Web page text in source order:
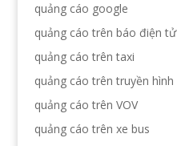
quảng cáo google
quảng cáo trên báo điện tử
quảng cáo trên taxi
quảng cáo trên truyền hình
quảng cáo trên VOV
quảng cáo trên xe bus